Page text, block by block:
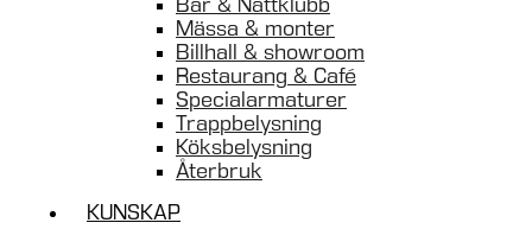
Mässa & monter
Billhall & showroom
Restaurang & Café
Specialarmaturer
Trappbelysning
Köksbelysning
Återbruk
KUNSKAP